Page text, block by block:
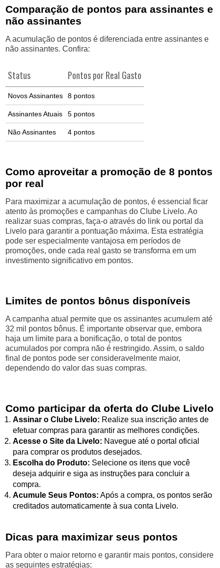
Comparação de pontos para assinantes e
não assinantes
A acumulação de pontos é diferenciada entre assinantes e
não assinantes. Confira:
Status Pontos por Real Gasto
Novos Assinantes 8 pontos
Assinantes Atuais 5 pontos
Não Assinantes 4 pontos
Como aproveitar a promoção de 8 pontos
por real
Para maximizar a acumulação de pontos, é essencial ficar
atento às promoções e campanhas do Clube Livelo. Ao
realizar suas compras, faça-o através do link ou portal da
Livelo para garantir a pontuação máxima. Esta estratégia
pode ser especialmente vantajosa em períodos de
promoções, onde cada real gasto se transforma em um
investimento significativo em pontos.
Limites de pontos bônus disponíveis
A campanha atual permite que os assinantes acumulem até
32 mil pontos bônus. É importante observar que, embora
haja um limite para a bonificação, o total de pontos
acumulados por compra não é restringido. Assim, o saldo
final de pontos pode ser consideravelmente maior,
dependendo do valor das suas compras.
Como participar da oferta do Clube Livelo
Assinar o Clube Livelo: Realize sua inscrição antes de
efetuar compras para garantir as melhores condições.
Acesse o Site da Livelo: Navegue até o portal oficial
para comprar os produtos desejados.
Escolha do Produto: Selecione os itens que você
deseja adquirir e siga as instruções para concluir a
compra.
Acumule Seus Pontos: Após a compra, os pontos serão
creditados automaticamente à sua conta Livelo.
Dicas para maximizar seus pontos
Para obter o maior retorno e garantir mais pontos, considere
as seguintes estratégias: